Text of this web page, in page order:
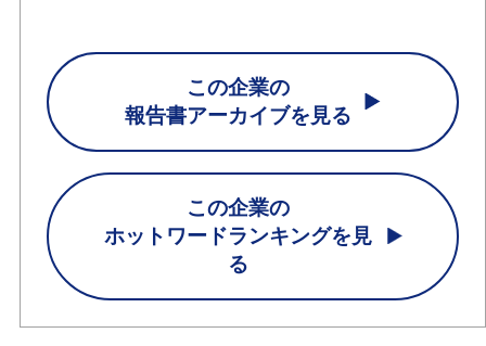
この企業の
報告書アーカイブを見る
この企業の
ホットワードランキングを見
る